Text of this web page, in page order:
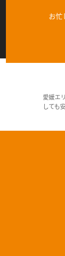
お忙
愛媛エ
しても